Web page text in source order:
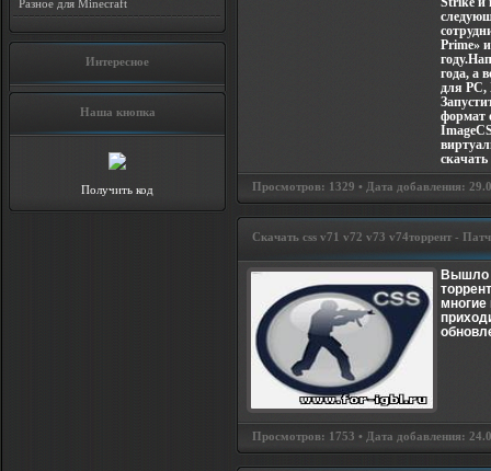
Разное для Minecraft
Интересное
Наша кнопка
Получить код
Prime»
года, а
для PC,
формат
Просмотров: 1329 • Дата добавления:
Скачать css v71 v72 v73 v74торрент -
Вышло
многие
Просмотров: 1753 • Дата добавления: